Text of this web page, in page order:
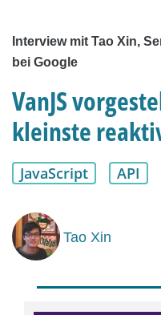
Interview mit Tao Xin,
bei Google
VanJS
kleinste
JavaScript API
Tao Xin